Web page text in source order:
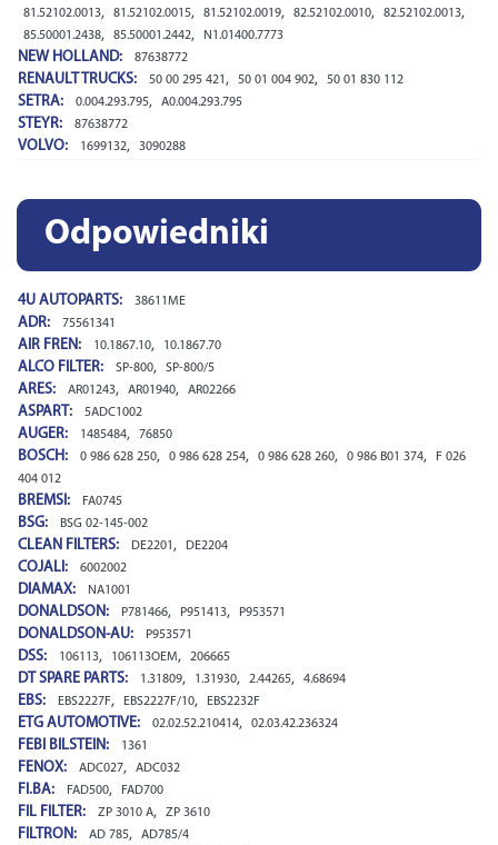
81.52102.0013, 81.52102.0015, 81.52102.0019, 82.52102.0010, 82.52102.0013,
85.50001.2438, 85.50001.2442, N1.01400.7773
NEW HOLLAND: 87638772
RENAULT TRUCKS: 50 00 295 421 , 50 01 004 902, 50 01 830 112
SETRA: 0.004.293.795, A0.004.293.795
STEYR: 87638772
VOLVO: 1699132, 3090288
Odpowiedniki
4U AUTOPARTS: 38611ME
ADR: 75561341
AIR FREN: 10.1867.10, 10.1867.70
ALCO FILTER: SP-800, SP-800/5
ARES: AR01243, AR01940, AR02266
ASPART: 5ADC1002
AUGER: 1485484, 76850
BOSCH: 0 986 628 250, 0 986 628 254, 0 986 628 260, 0 986 B01 374,
F 026
404 012
BREMSI: FA0745
BSG: BSG 02-145-002
CLEAN FILTERS: DE2201 , DE2204
COJALI: 6002002
DIAMAX: NA1001
DONALDSON: P781466, P951413, P953571
DONALDSON-AU: P953571
DSS: 106113, 106113OEM, 206665
DT SPARE PARTS: 1.31809, 1.31930, 2.44265, 4.68694
EBS: EBS2227F, EBS2227F/10, EBS2232F
ETG AUTOMOTIVE: 02.02.52.210414, 02.03.42.236324
FEBI BILSTEIN: 1361
FENOX: ADC027, ADC032
FI.BA: FAD500, FAD700
FIL FILTER: ZP 3010 A, ZP 3610
FILTRON: AD 785, AD785/4